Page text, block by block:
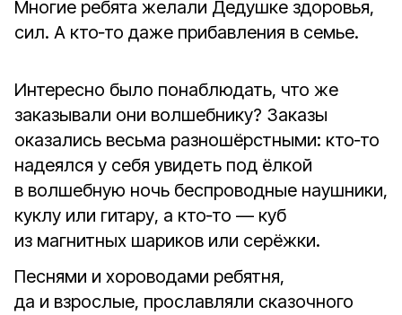
Многие ребята желали Дедушке здоровья,
сил. А кто‑то даже прибавления в семье.
Интересно было понаблюдать, что же
заказывали они волшебнику? Заказы
оказались весьма разношёрстными: кто‑то
надеялся у себя увидеть под ёлкой
в волшебную ночь беспроводные наушники,
куклу или гитару, а кто‑то — куб
из магнитных шариков или серёжки.
Песнями и хороводами ребятня,
да и взрослые, прославляли сказочного